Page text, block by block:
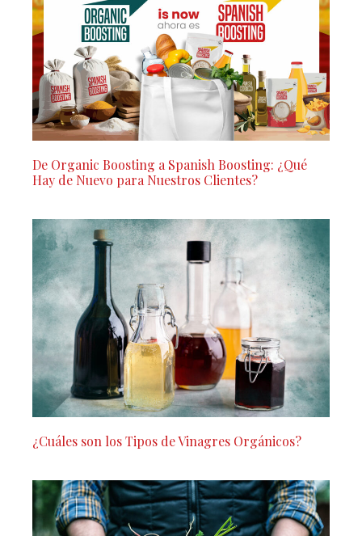
De Organic Boosting a Spanish Boosting: ¿Qué
Hay de Nuevo para Nuestros Clientes?
¿Cuáles son los Tipos de Vinagres Orgánicos?